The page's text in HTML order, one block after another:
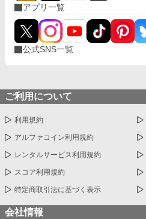
アプリ一覧
公式SNS一覧
ご利用について
利用規約
アルファコイン利用規約
レンタルサービス利用規約
スコア利用規約
特定商取引法に基づく表示
会社情報